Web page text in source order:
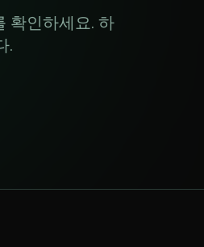
확인하세요. 하
.